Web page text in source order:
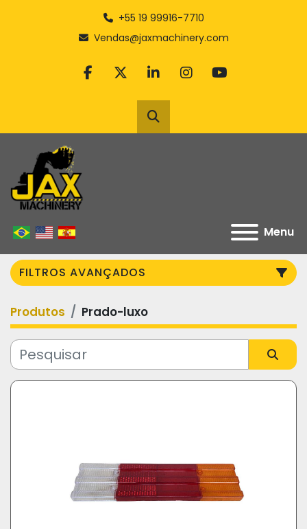
+55 19 99916-7710
Vendas@jaxmachinery.com
facebook
twitterlinkedininstagram
youtube
Pesquisar
Menu
FILTROS AVANÇADOS
Categoria
Fabricante
Produtos Prado-luxo